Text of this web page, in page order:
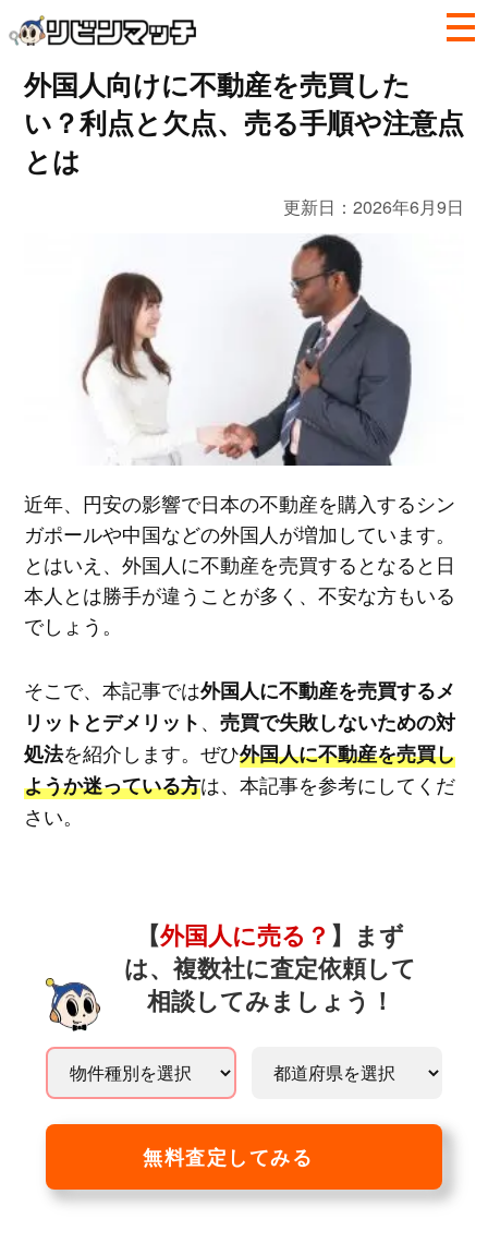
外国人向けに不動産を売買した
い？利点と欠点、売る手順や注意点
とは
更新日：2026年6月9日
近年、円安の影響で日本の不動産を購入するシン
ガポールや中国などの外国人が増加しています。
とはいえ、外国人に不動産を売買するとなると日
本人とは勝手が違うことが多く、不安な方もいる
でしょう。
そこで、本記事では外国人に不動産を売買するメ
リットとデメリット、 売買で失敗しないための対
処法を紹介します。ぜひ外国人に不動産を売買し
ようか迷っている方は、本記事を参考にしてくだ
さい。
【外国人に売る？ 】まず
は、複数社に査定依頼して
相談してみましょう！
無料査定してみる